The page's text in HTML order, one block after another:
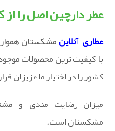
عطر دارچین اصل را از
عطاری آنلاینمشکستان
با کیفیت ترین محصولات
کشور را در اختیار ما عزیزان
میزان رضایت مندی و
مشکستان است.